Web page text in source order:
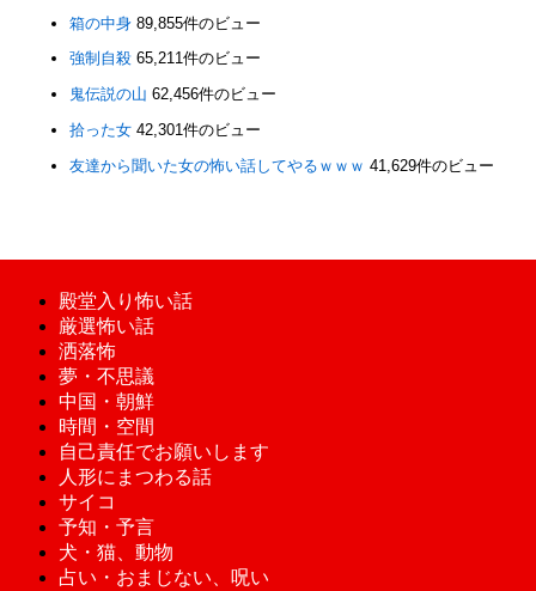
箱の中身 89,855件のビュー
強制自殺 65,211件のビュー
鬼伝説の山 62,456件のビュー
拾った女 42,301件のビュー
友達から聞いた女の怖い話してやるｗｗｗ 41,629件のビュー
殿堂入り怖い話
厳選怖い話
洒落怖
夢・不思議
中国・朝鮮
時間・空間
自己責任でお願いします
人形にまつわる話
サイコ
予知・予言
犬・猫、動物
占い・おまじない、呪い